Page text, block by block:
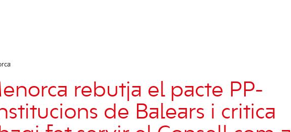
rebutja el pacte PP-
de Balears i critica